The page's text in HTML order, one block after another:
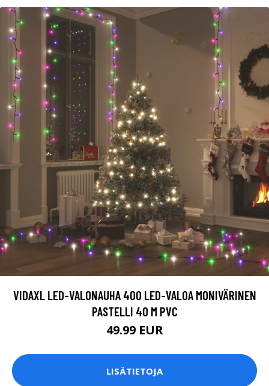
VIDAXL LED-VALONAUHA 400 LED-VALOA MONIVÄRINEN
PASTELLI 40 M PVC
49.99 EUR
LISÄTIETOJA